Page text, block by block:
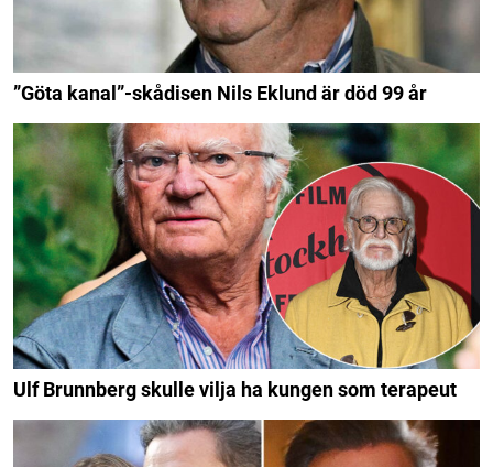
”Göta kanal”-skådisen Nils Eklund är död 99 år
Ulf Brunnberg skulle vilja ha kungen som terapeut